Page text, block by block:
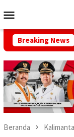
ke
Mobile
Breaking News
13 Sumur
Beranda